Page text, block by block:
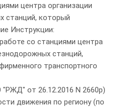
центра организации
станций, который
Инструкции:
со станциями центра
станций,
транспортного
от 26.12.2016 N 2660р)
движения по региону (по